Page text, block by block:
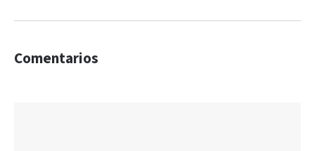
Comentarios